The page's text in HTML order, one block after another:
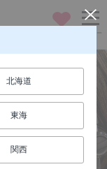
北海道
東海
関西